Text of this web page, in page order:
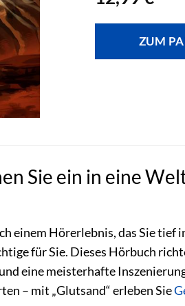
ZUM
Sie ein in eine
einem Hörerlebnis, das Sie
für Sie. Dieses Hörbuch
eine meisterhafte
– mit „Glutsand“ erleben Sie